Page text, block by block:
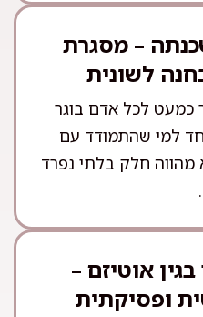
– מסגרת
לשונית
כמעט לכל אדם בוגר
למי שהתמודד עם
מהווה חלק בלתי נפרד
אוטיזם –
ופסיקתית